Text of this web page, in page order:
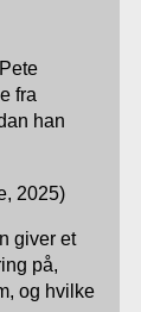
fra
han
2025)
giver et
på,
og hvilke